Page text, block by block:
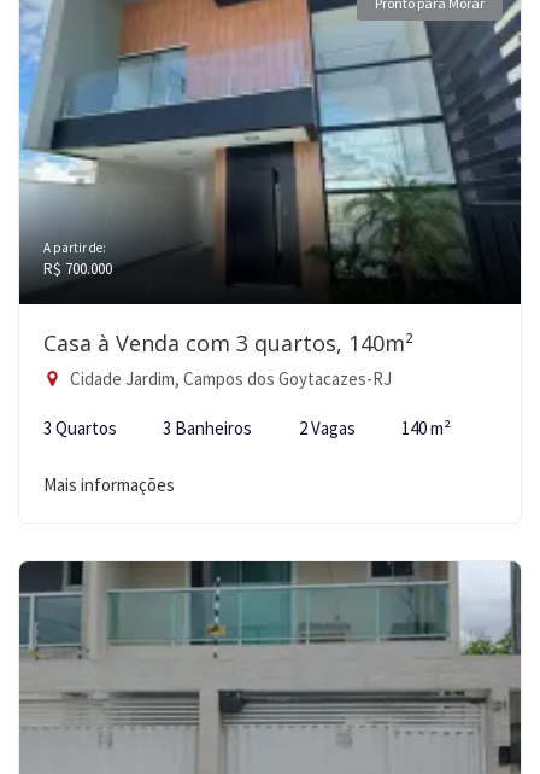
A partir de:
R$ 700.000
Casa à Venda com 3 quartos, 140m²
Cidade Jardim, Campos dos Goytacazes-RJ
3 Quartos 3 Banheiros 2 Vagas 140 m²
Mais informações